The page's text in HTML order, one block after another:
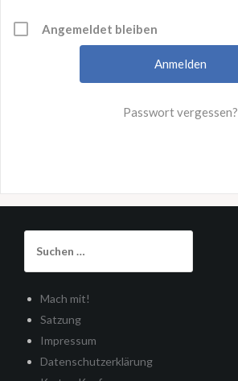
Angemeldet bleiben
Passwort vergessen?
nach:
Mach mit!
Satzung
Impressum
Datenschutzerklärung